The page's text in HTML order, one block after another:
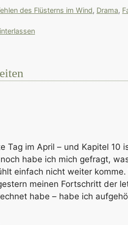
des Flüsterns im Wind, Drama,
Tag im April – und Kapitel 10
habe ich mich gefragt,
einfach nicht weiter
meinen Fortschritt der
habe – habe ich